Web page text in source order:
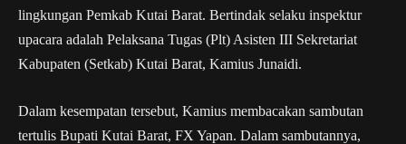
lingkungan Pemkab Kutai Barat. Bertindak selaku inspektur
upacara adalah Pelaksana Tugas (Plt) Asisten III Sekretariat
Kabupaten (Setkab) Kutai Barat, Kamius Junaidi.
Dalam kesempatan tersebut, Kamius membacakan sambutan
tertulis Bupati Kutai Barat, FX Yapan. Dalam sambutannya,